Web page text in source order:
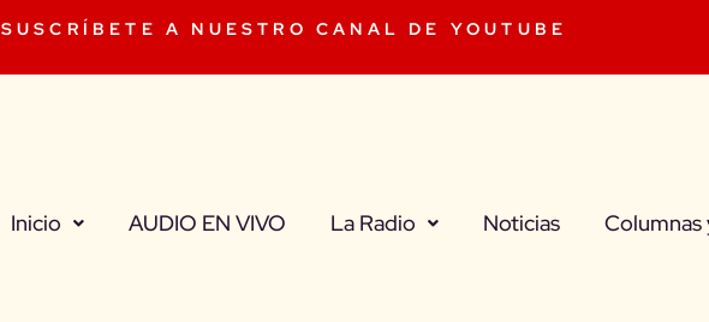
SUSCRÍBETE A NUESTRO CANAL DE YOUTUBE
Inicio AUDIO EN VIVO La Radio Noticias Columnas